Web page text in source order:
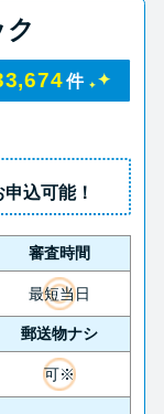
件
込可能！
審査時間
最短当日
郵送物ナシ
可※